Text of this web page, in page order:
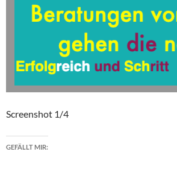
Screenshot 1/4
GEFÄLLT MIR: